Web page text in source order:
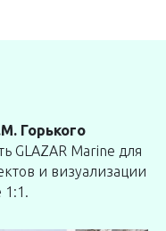
Горького
GLAZAR Marine для
и визуализации
1:1.